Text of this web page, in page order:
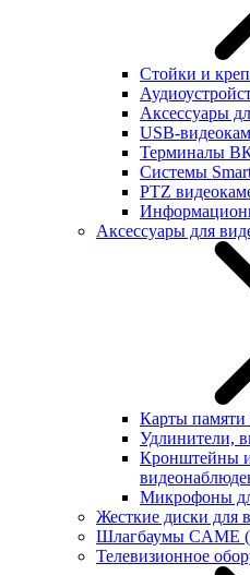
Стойки и
Аксессуары
USB-
Терминалы
Системы
PTZ
Аксессуары для
Карты памяти
Удлинители,
Кронштейны
Микрофоны
Жесткие диски для
Шлагбаумы CAME
Телевизионное